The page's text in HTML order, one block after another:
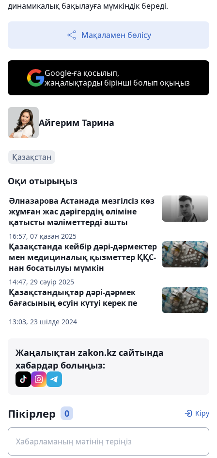
динамикалық бақылауға мүмкіндік береді.
Мақаламен бөлісу
Google-ға қосылып,
жаңалықтарды бірінші болып оқыңыз
Айгерим Тарина
Қазақстан
Оқи отырыңыз
16:57, 07 қазан 2025
Әлназарова Астанада мезгілсіз көз
жұмған жас дәрігердің өліміне
қатысты мәліметтерді ашты
14:47, 29 сәуір 2025
Қазақстанда кейбір дәрі-дәрмектер
мен медициналық қызметтер ҚҚС-
нан босатылуы мүмкін
13:03, 23 шілде 2024
Қазақстандықтар дәрі-дәрмек
бағасының өсуін күтуі керек пе
Жаңалықтан zakon.kz сайтында
хабардар болыңыз:
Пікірлер 0 Кіру